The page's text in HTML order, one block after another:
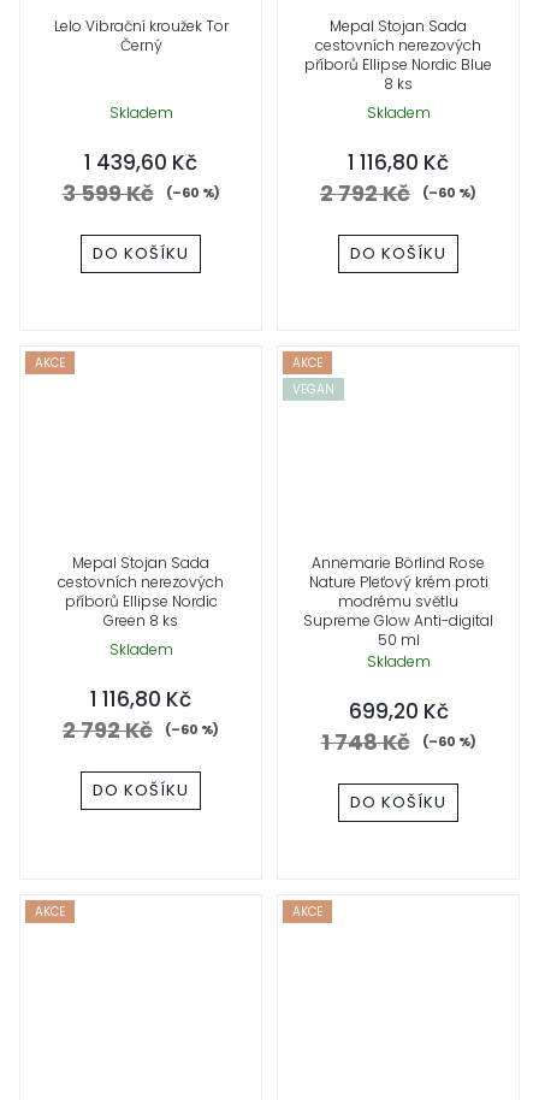
Lelo Vibrační kroužek Tor
Černý
Skladem
1 439,60 Kč
3 599 Kč (–60 %)
DO KOŠÍKU
Mepal Stojan Sada
cestovních nerezových
příborů Ellipse Nordic Blue
8 ks
Skladem
1 116,80 Kč
2 792 Kč (–60 %)
DO KOŠÍKU
AKCE
Mepal Stojan Sada
cestovních nerezových
příborů Ellipse Nordic
Green 8 ks
Skladem
1 116,80 Kč
2 792 Kč (–60 %)
DO KOŠÍKU
AKCE
VEGAN
Annemarie Börlind Rose
Nature Pleťový krém proti
modrému světlu
Supreme Glow Anti-digital
50 ml
Skladem
699,20 Kč
1 748 Kč (–60 %)
DO KOŠÍKU
AKCE AKCE